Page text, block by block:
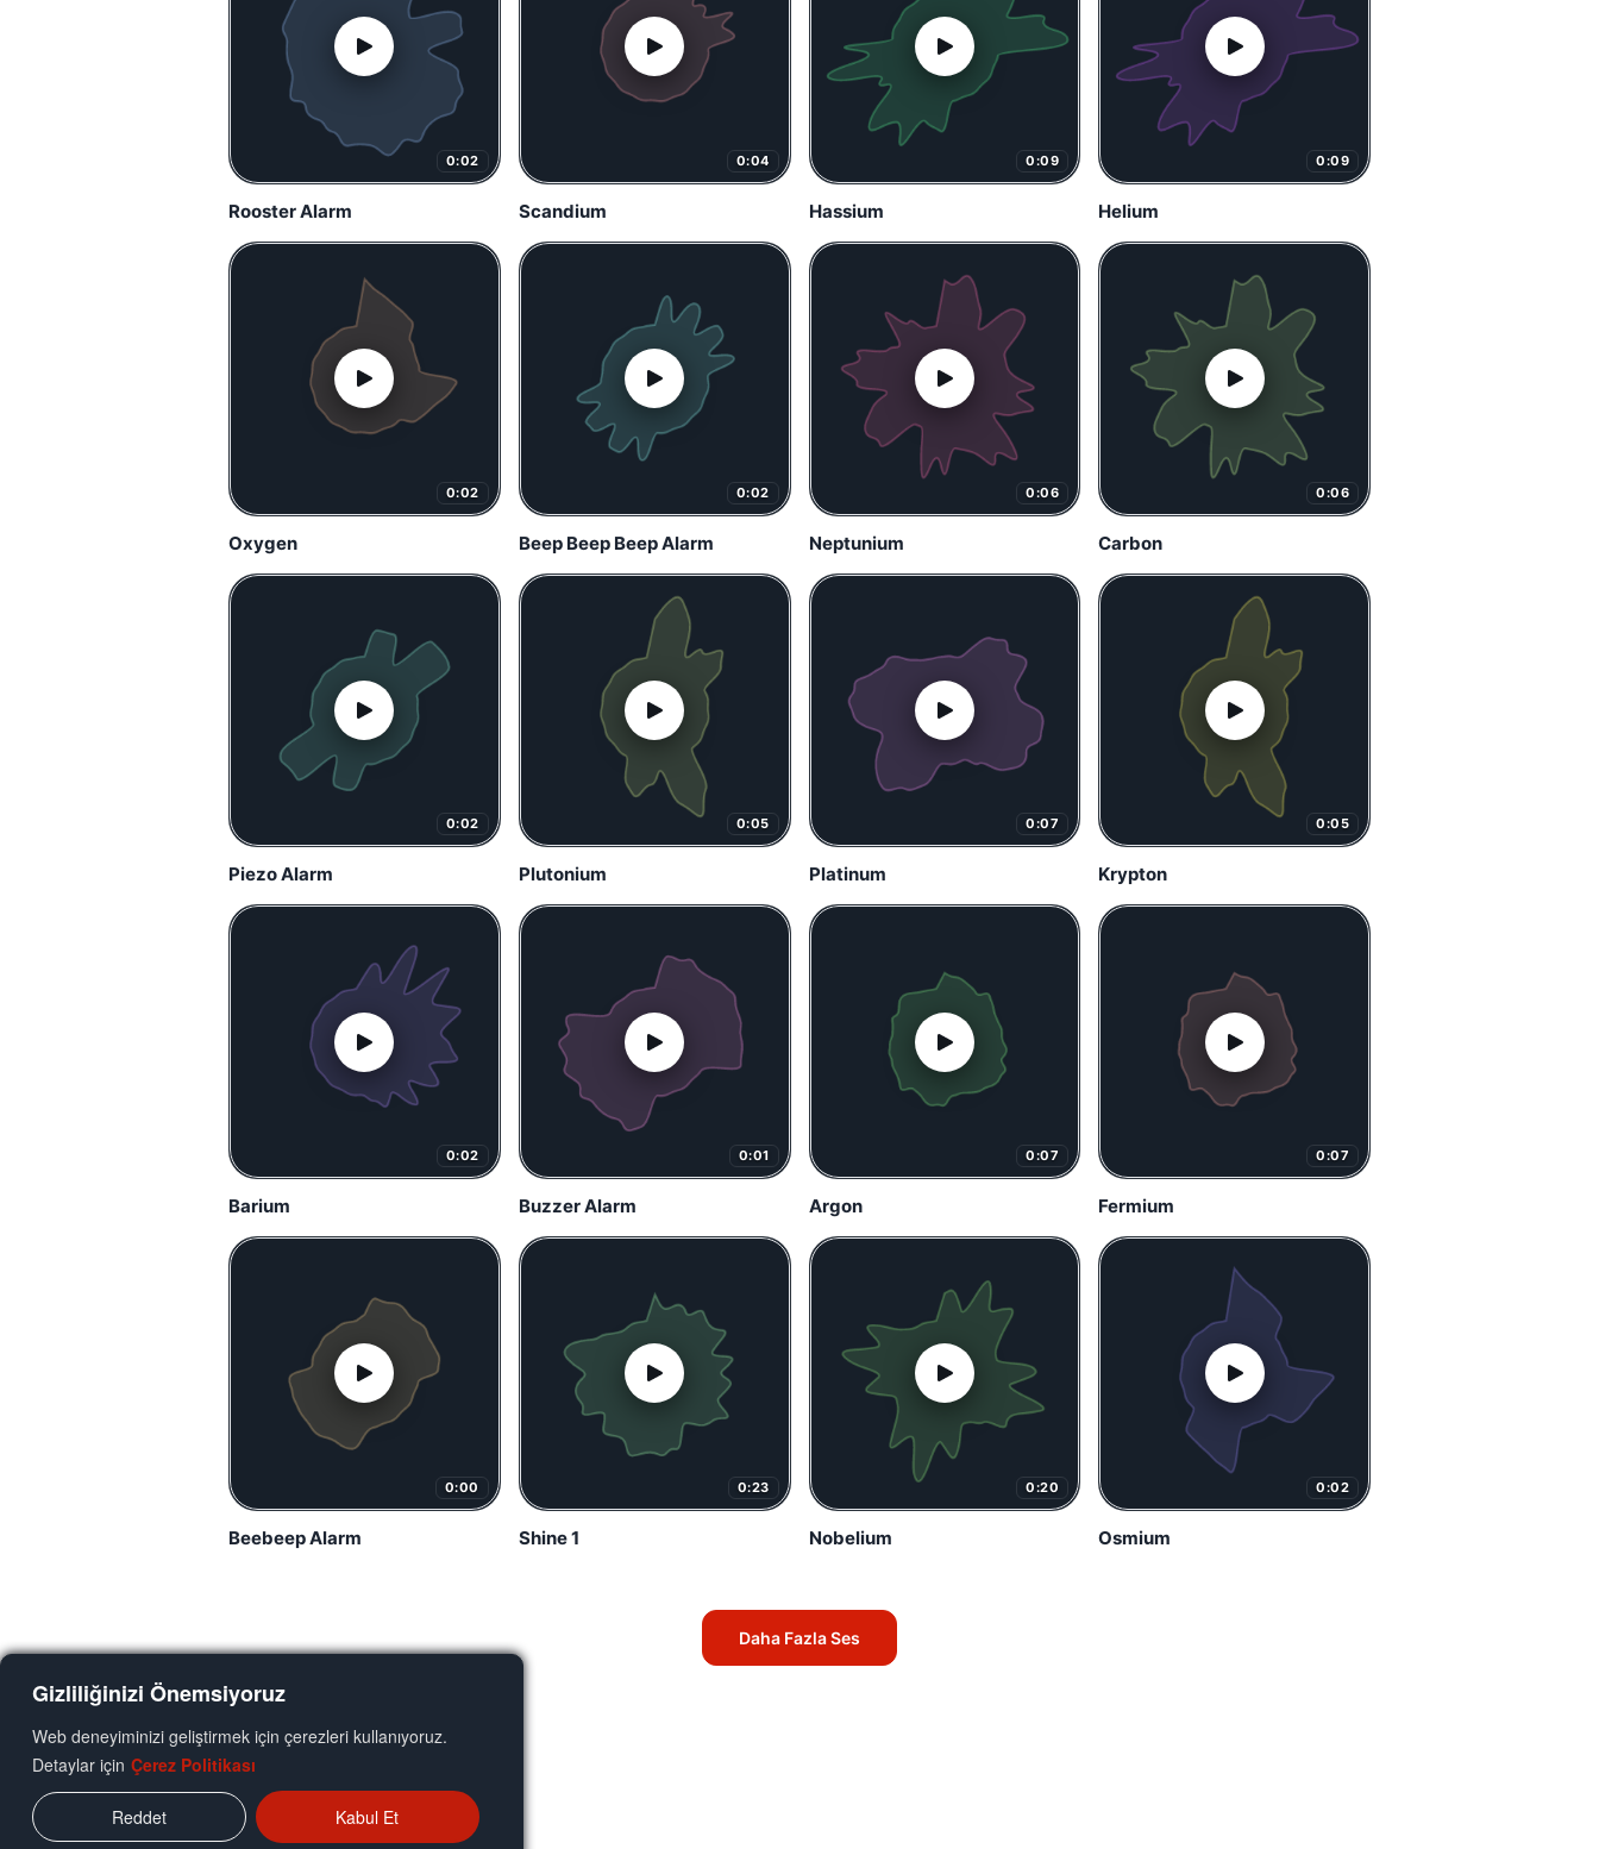
Gizliliğinizi Önemsiyoruz
Web deneyiminizi geliştirmek için çerezleri kullanıyoruz.
Detaylar için Çerez Politikası
Reddet Kabul Et
0:02
Rooster Alarm
0:04
Scandium
0:09
Hassium
0:09
Helium
0:02
Oxygen
0:02
Beep Beep Beep Alarm
0:06
Neptunium
0:06
Carbon
0:02
Piezo Alarm
0:05
Plutonium
0:07
Platinum
0:05
Krypton
0:02
Barium
0:01
Buzzer Alarm
0:07
Argon
0:07
Fermium
0:00
Beebeep Alarm
0:23
Shine 1
0:20
Nobelium
0:02
Osmium
Daha Fazla Ses